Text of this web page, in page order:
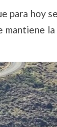
para hoy